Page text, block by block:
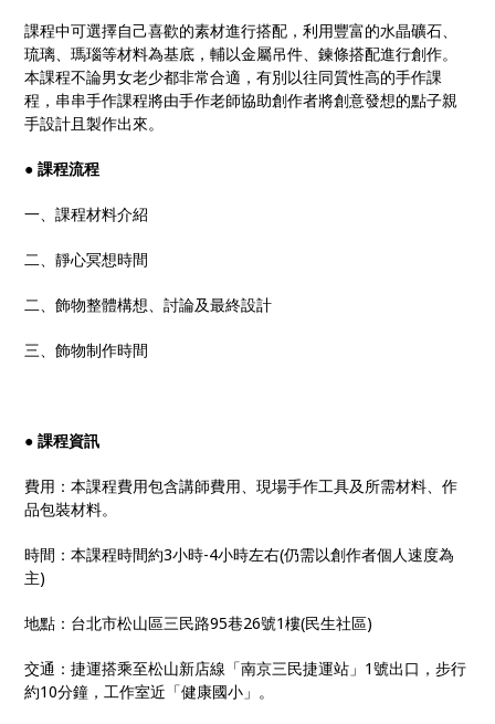
課程中可選擇自己喜歡的素材進行搭配，利用豐富的水晶礦石、
琉璃、瑪瑙等材料為基底，輔以金屬吊件、鍊條搭配進行創作。
本課程不論男女老少都非常合適，有別以往同質性高的手作課
程，串串手作課程將由手作老師協助創作者將創意發想的點子親
手設計且製作出來。
●課程流程
一、課程材料介紹
二、靜心冥想時間
二、飾物整體構想、討論及最終設計
三、飾物制作時間
●課程資訊
費用：本課程費用包含講師費用、現場手作工具及所需材料、作
品包裝材料。
時間：本課程時間約3小時-4小時左右(仍需以創作者個人速度為
主)
地點：台北市松山區三民路95巷26號1樓(民生社區)
交通：捷運搭乘至松山新店線「南京三民捷運站」1號出口，步行
約10分鐘，工作室近「健康國小」。